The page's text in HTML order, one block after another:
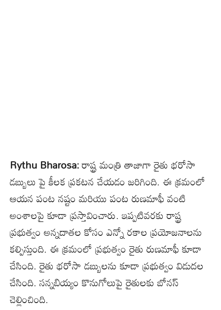
Rythu Bharosa:రాష్ట్ర మంత్రి తాజాగా రైతు భరోసా
డబ్బులు పై కీలక ప్రకటన చేయడం జరిగింది. ఈ క్రమంలో
ఆయన పంట నష్టం మరియు పంట రుణమాఫీ వంటి
అంశాలపై కూడా ప్రస్తావించారు. ఇప్పటివరకు రాష్ట్ర
ప్రభుత్వం అన్నదాతల కోసం ఎన్నో రకాల ప్రయోజనాలను
కల్పిస్తుంది. ఈ క్రమంలో ప్రభుత్వం రైతు రుణమాఫీ కూడా
చేసింది. రైతు భరోసా డబ్బులను కూడా ప్రభుత్వం విడుదల
చేసింది. సన్నబియ్యం కొనుగోలుపై రైతులకు బోనస్
చెల్లించింది.